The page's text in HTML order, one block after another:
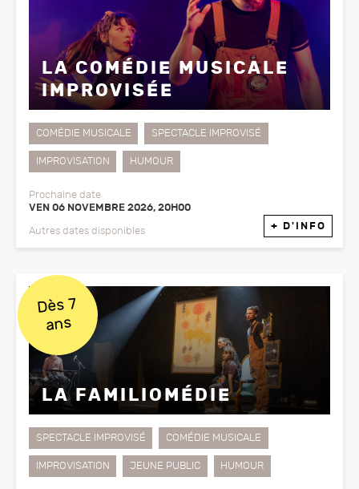
LA COMÉDIE MUSICALE
IMPROVISÉE
COMÉDIE MUSICALE SPECTACLE IMPROVISÉ
IMPROVISATION HUMOUR
Prochaine date
VEN 06 NOVEMBRE 2026, 20H00
Autres dates disponibles + D'INFO
Dès 7
ans
LA FAMILIOMÉDIE
SPECTACLE IMPROVISÉ COMÉDIE MUSICALE
IMPROVISATION JEUNE PUBLIC HUMOUR